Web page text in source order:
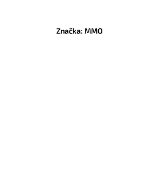
Značka:MMO